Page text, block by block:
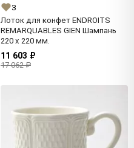
3
Лоток для конфет ENDROITS
REMARQUABLES GIEN Шампань
220 x 220 мм.
11 603 ₽
17 062 ₽